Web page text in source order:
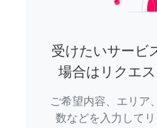
受けたいサービ
場合はリクエ
ご希望内容、エリア
数などを入力して